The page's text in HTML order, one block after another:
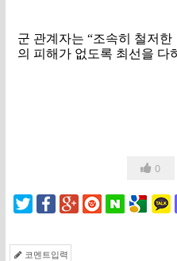
군 관계자는“조속히 철저한
의 피해가 없도록 최선을 다
0
코멘트입력